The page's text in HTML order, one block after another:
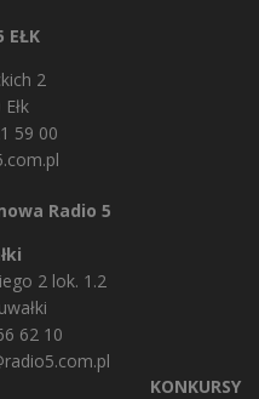
EŁK
2
59 00
Radio 5
2 lok. 1.2
62 10
KONKURSY